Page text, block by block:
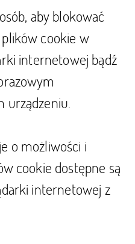
aby blokować
cookie w
internetowej bądź
urządzeniu.
o możliwości i
cookie dostępne są
internetowej z